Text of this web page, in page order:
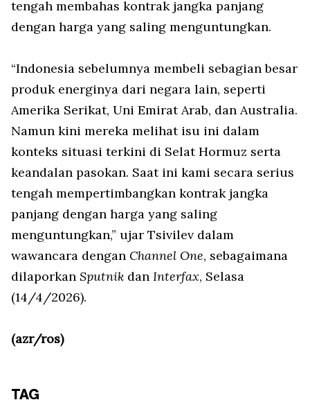
tengah membahas kontrak jangka panjang
dengan harga yang saling menguntungkan.
“Indonesia sebelumnya membeli sebagian besar
produk energinya dari negara lain, seperti
Amerika Serikat, Uni Emirat Arab, dan Australia.
Namun kini mereka melihat isu ini dalam
konteks situasi terkini di Selat Hormuz serta
keandalan pasokan. Saat ini kami secara serius
tengah mempertimbangkan kontrak jangka
panjang dengan harga yang saling
menguntungkan,” ujar Tsivilev dalam
wawancara dengan Channel One, sebagaimana
dilaporkan Sputnik dan Interfax, Selasa
(14/4/2026).
(azr/ros)
TAG